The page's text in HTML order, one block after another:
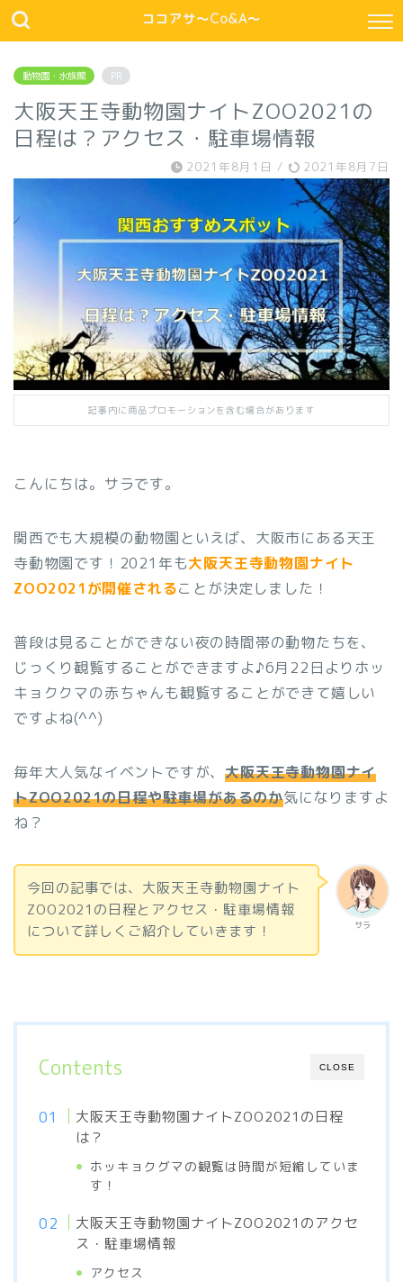
ココアサ～Co&A～
動物園・水族館 PR
大阪天王寺動物園ナイトZOO2021の
日程は？アクセス・駐車場情報
2021年8月1日 / 2021年8月7日
記事内に商品プロモーションを含む場合があります
こんにちは。サラです。
関西でも大規模の動物園といえば、大阪市にある天王
寺動物園です！2021年も大阪天王寺動物園ナイト
ZOO2021が開催されることが決定しました！
普段は見ることができない夜の時間帯の動物たちを、
じっくり観覧することができますよ♪6月22日よりホッ
キョククマの赤ちゃんも観覧することができて嬉しい
ですよね(^^)
毎年大人気なイベントですが、大阪天王寺動物園ナイ
トZOO2021の日程や駐車場があるのか気になりますよ
ね？
サラ
今回の記事では、大阪天王寺動物園ナイト
ZOO2021の日程とアクセス・駐車場情報
について詳しくご紹介していきます！
CLOSE
Contents
大阪天王寺動物園ナイトZOO2021の日程
は？
ホッキョクグマの観覧は時間が短縮していま
す！
大阪天王寺動物園ナイトZOO2021のアクセ
ス・駐車場情報
アクセス